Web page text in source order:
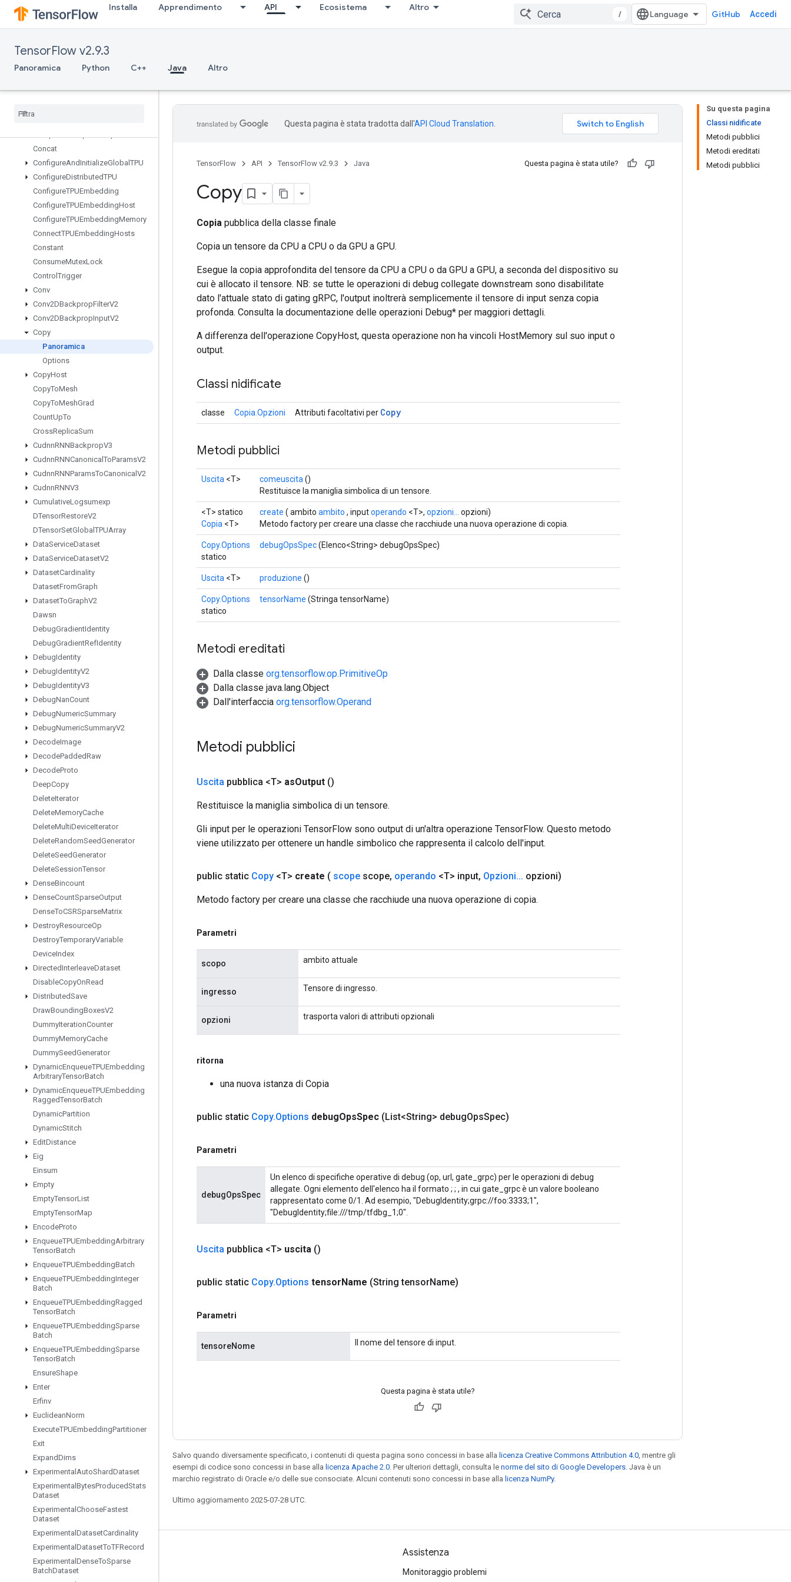
Installa Apprendimento API Ecosistema Altro
/ GitHub Accedi
TensorFlow v2.9.3
Panoramica Python C++ Java Altro
CollectiveReduceScatterV2
CollectiveReduceV2
CollectiveReduceV3
CombinedNonMaxSuppression
mponents
Components
Concat
ConfigureAndInitializeGlobal TPU
ConfigureDistributedTPU
ConfigureTPUEmbedding
ConfigureTPUEmbeddingHost
ConfigureTPUEmbeddingMemory
ConnectTPUEmbeddingHosts
Constant
ConsumeMutexLock
Control Trigger
Conv
Conv2DBackpropFilterV2
Conv2DBackpropInputV2
Copy
Panoramica
Options
CopyHost
CopyToMesh
CopyToMeshGrad
CountUpTo
CrossReplicaSum
CudnnRNNBackpropV3
CudnnRNNCanonical ToParamsV2
CudnnRNNParamsToCanonical V2
CudnnRNNV3
CumulativeLogsumexp
DTensorRestoreV2
DTensorSetGlobal TPUArray
DataServiceDataset
DataServiceDatasetV2
DatasetCardinality
DatasetFromGraph
DatasetToGraphV2
Dawsn
DebugGradientIdentity
DebugGradientRefIdentity
DebugIdentity
DebugIdentityV2
DebugIdentityV3
DebugNanCount
DebugNumericSummary
DebugNumericSummaryV2
DecodeImage
DecodePaddedRaw
DecodeProto
DeepCopy
DeleteIterator
DeleteMemoryCache
DeleteMultiDeviceIterator
DeleteRandomSeedGenerator
DeleteSeedGenerator
DeleteSessionTensor
DenseBincount
DenseCountSparseOutput
DenseToCSRSparseMatrix
DestroyResourceOp
DestroyTemporaryVariable
DeviceIndex
DirectedInterleaveDataset
DisableCopyOnRead
DistributedSave
DrawBoundingBoxesV2
DummyIterationCounter
DummyMemoryCache
DummySeedGenerator
DynamicEnqueueTPUEmbedding
ArbitraryTensorBatch
DynamicEnqueueTPUEmbedding
RaggedTensorBatch
DynamicPartition
DynamicStitch
EditDistance
Eig
Einsum
Empty
EmptyTensorList
EmptyTensorMap
EncodeProto
EnqueueTPUEmbeddingArbitrary
TensorBatch
EnqueueTPUEmbeddingBatch
EnqueueTPUEmbeddingInteger
Batch
EnqueueTPUEmbeddingRagged
TensorBatch
EnqueueTPUEmbeddingSparse
Batch
EnqueueTPUEmbeddingSparse
TensorBatch
EnsureShape
Enter
Erfinv
EuclideanNorm
ExecuteTPUEmbeddingPartitioner
Exit
ExpandDims
Experimental AutoShardDataset
Experimental BytesProducedStats
Dataset
Experimental ChooseFastest
Dataset
Experimental DatasetCardinality
Experimental DatasetToTFRecord
Experimental DenseToSparse
BatchDataset
Su questa pagina
Classi nidificate
Metodi pubblici
Metodi ereditati
Metodi pubblici
Questa pagina è stata tradotta dall'API Cloud Translation
TensorFlow API TensorFlow v2.9.3 Java Questa pagina è stata utile?
Copy
Copia pubblica della classe finale
Copia un tensore da CPU a CPU o da GPU a GPU.
Esegue la copia approfondita del tensore da CPU a CPU o da GPU a GPU, a seconda del dispositivo su
cui è allocato il tensore. NB: se tutte le operazioni di debug collegate downstream sono disabilitate
dato l'attuale stato di gating gRPC, l'output inoltrerà semplicemente il tensore di input senza copia
profonda. Consulta la documentazione delle operazioni Debug* per maggiori dettagli.
A differenza dell'operazione CopyHost, questa operazione non ha vincoli HostMemory sul suo input o
output.
Classi nidificate
classe Copia.Opzioni Attributi facoltativi per Copy
Metodi pubblici
Uscita <T> comeuscita ()
Restituisce la maniglia simbolica di un tensore.
<T> statico
Copia <T>
create ( ambito ambito , inputoperando <T>, opzioni...
opzioni)
Metodo factory per creare una classe che racchiude una nuova operazione di copia.
Copy.Options
statico
debugOpsSpec(Elenco<String> debugOpsSpec)
Uscita <T> produzione ()
Copy.Options
statico
tensorName (Stringa tensorName)
Metodi ereditati
Dalla classe org.tensorflow.op.PrimitiveOp
Dalla classe java.lang.Object
Dall'interfaccia org.tensorflow.Operand
Metodi pubblici
Uscita pubblica <T> asOutput ()
Restituisce la maniglia simbolica di un tensore.
Gli input per le operazioni TensorFlow sono output di un'altra operazione TensorFlow. Questo metodo
viene utilizzato per ottenere un handle simbolico che rappresenta il calcolo dell'input.
public static Copy <T> create ( scope scope, operando <T> input, Opzioni... opzioni)
Metodo factory per creare una classe che racchiude una nuova operazione di copia.
Parametri
scopo ambito attuale
ingresso Tensore di ingresso.
opzioni trasporta valori di attributi opzionali
ritorna
una nuova istanza di Copia
public static Copy.Options debugOpsSpec (List<String> debugOpsSpec)
Parametri
debugOpsSpec
Un elenco di specifiche operative di debug (op, url, gate_grpc) per le operazioni di debug
allegate. Ogni elemento dell'elenco ha il formato ; ; , in cui gate_grpc è un valore booleano
rappresentato come 0/1. Ad esempio, "DebugIdentity;grpc://foo:3333;1",
"DebugIdentity;file:///tmp/tfdbg_1;0".
Uscita pubblica <T> uscita ()
public static Copy.Options tensorName (String tensorName)
Parametri
tensoreNome Il nome del tensore di input.
Questa pagina è stata utile?
Salvo quando diversamente specificato, i contenuti di questa pagina sono concessi in base alla licenza Creative Commons Attribution 4.0 , mentre gli
esempi di codice sono concessi in base alla licenza Apache 2.0 . Per ulteriori dettagli, consulta le norme del sito di Google Developers . Java è un
marchio registrato di Oracle e/o delle sue consociate. Alcuni contenuti sono concessi in base alla licenza NumPy.
Ultimo aggiornamento 2025-07-28 UTC.
Resta connesso Assistenza
Monitoraggio problemi